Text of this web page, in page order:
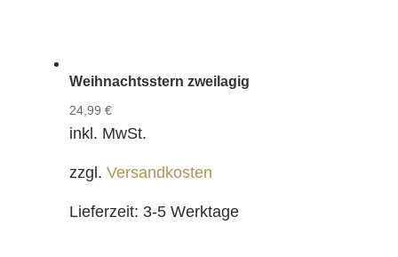
Weihnachtsstern zweilagig
24,99 €
inkl. MwSt.
zzgl. Versandkosten
Lieferzeit: 3-5 Werktage